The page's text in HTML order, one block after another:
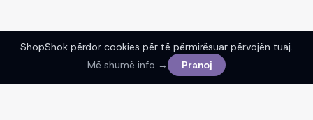
ShopShok përdor cookies për të përmirësuar përvojën tuaj.
Më shumë info →
Pranoj